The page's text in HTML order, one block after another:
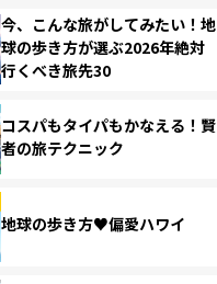
今、こんな旅がしてみたい！地
球の歩き方が選ぶ2026年絶対
行くべき旅先30
コスパもタイパもかなえる！賢
者の旅テクニック
地球の歩き方♥偏愛ハワイ